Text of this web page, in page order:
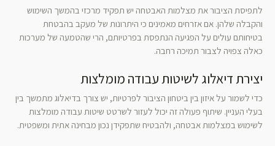
לתפיסת הציבור את מצלמות האבטחה יש תפקיד מרכזי בהמשך השימוש
והקבלה שלהן. אם אזרחים מאמינים כי היתרונות של מעקב בהבטחת
בטיחותם עולים על הפגיעה הנתפסת בפרטיותם, הרי שהטמעה של מערכות
כאלה צפויה לצבור תמיכה רחבה.
יצירת דיאלוג לשיטות עבודה מומלצות
כדי לשמור על איזון בין ביטחון הציבור לפרטיות, יש צורך בדיאלוג מתמשך בין
בעלי העניין. שיתוף פעולה זה יכול לעזור לשרטט שיטות עבודה מומלצות
לשימוש במצלמות אבטחה, ולהבטיח שתפקידן נכון מבחינה אתית ומשפטית.